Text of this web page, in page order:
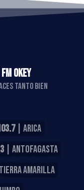
FM OKEY
TANTO BIEN
| ARICA
| ANTOFAGASTA
AMARILLA